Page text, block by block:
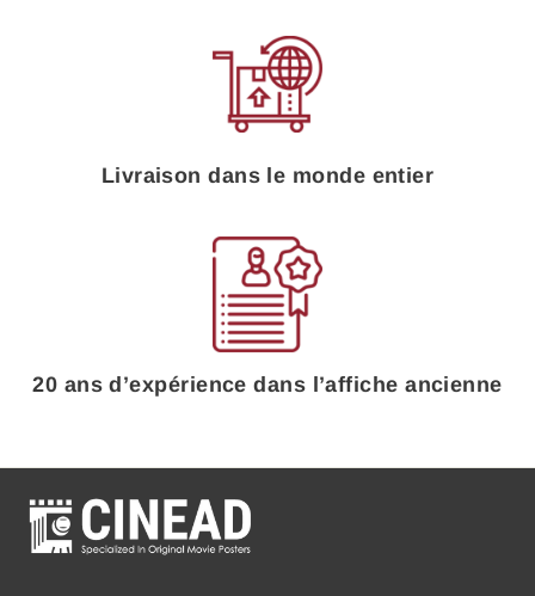
Livraison dans le monde entier
20 ans d’expérience dans l’affiche ancienne